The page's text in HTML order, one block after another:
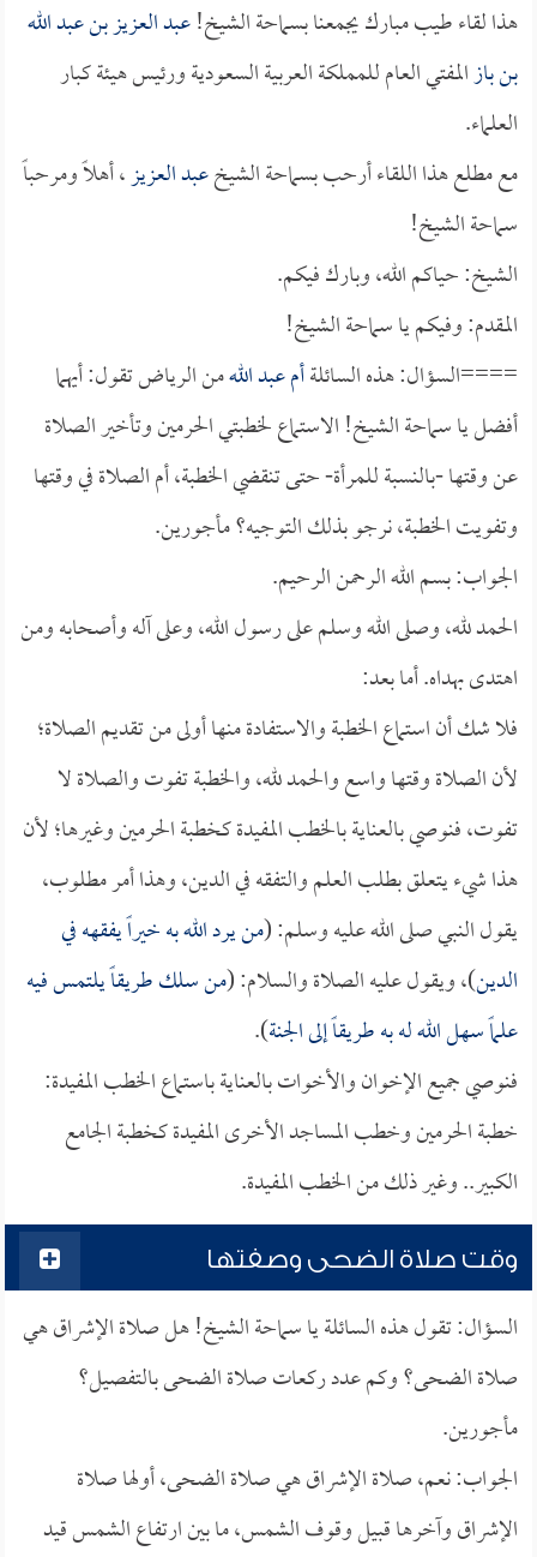
هذا لقاء طيب مبارك يجمعنا بسماحة الشيخ!عبد العزيز بن عبد الله
بن بازالمفتي العام للمملكة العربية السعودية ورئيس هيئة كبار
العلماء.
مع مطلع هذا اللقاء أرحب بسماحة الشيخعبد العزيز، أهلاً ومرحباً
سماحة الشيخ!
الشيخ: حياكم الله، وبارك فيكم.
المقدم: وفيكم يا سماحة الشيخ!
====السؤال: هذه السائلةأم عبد اللهمن الرياض تقول: أيهما
أفضل يا سماحة الشيخ! الاستماع لخطبتي الحرمين وتأخير الصلاة
عن وقتها -بالنسبة للمرأة- حتى تنقضي الخطبة، أم الصلاة في وقتها
وتفويت الخطبة، نرجو بذلك التوجيه؟ مأجورين.
الجواب: بسم الله الرحمن الرحيم.
الحمد لله، وصلى الله وسلم على رسول الله، وعلى آله وأصحابه ومن
اهتدى بهداه. أما بعد:
فلا شك أن استماع الخطبة والاستفادة منها أولى من تقديم الصلاة؛
لأن الصلاة وقتها واسع والحمد لله، والخطبة تفوت والصلاة لا
تفوت، فنوصي بالعناية بالخطب المفيدة كخطبة الحرمين وغيرها؛ لأن
هذا شيء يتعلق بطلب العلم والتفقه في الدين، وهذا أمر مطلوب،
يقول النبي صلى الله عليه وسلم: (من يرد الله به خيراً يفقهه في
الدين)، ويقول عليه الصلاة والسلام: (من سلك طريقاً يلتمس فيه
علماً سهل الله له به طريقاً إلى الجنة).
فنوصي جميع الإخوان والأخوات بالعناية باستماع الخطب المفيدة:
خطبة الحرمين وخطب المساجد الأخرى المفيدة كخطبة الجامع
الكبير.. وغير ذلك من الخطب المفيدة.
وقت صلاة الضحى وصفتها
السؤال: تقول هذه السائلة يا سماحة الشيخ! هل صلاة الإشراق هي
صلاة الضحى؟ وكم عدد ركعات صلاة الضحى بالتفصيل؟
مأجورين.
الجواب: نعم، صلاة الإشراق هي صلاة الضحى، أولها صلاة
الإشراق وآخرها قبيل وقوف الشمس، ما بين ارتفاع الشمس قيد